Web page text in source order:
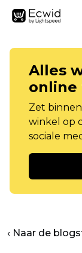
Alles
online
Zet
winkel op
sociale
‹ Naar de